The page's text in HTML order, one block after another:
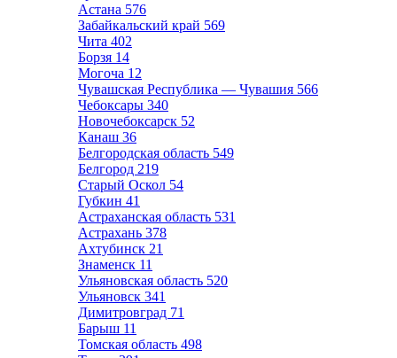
Астана 576
Забайкальский край 569
Чита 402
Борзя 14
Могоча 12
Чувашская Республика — Чувашия 566
Чебоксары 340
Новочебоксарск 52
Канаш 36
Белгородская область 549
Белгород 219
Старый Оскол 54
Губкин 41
Астраханская область 531
Астрахань 378
Ахтубинск 21
Знаменск 11
Ульяновская область 520
Ульяновск 341
Димитровград 71
Барыш 11
Томская область 498